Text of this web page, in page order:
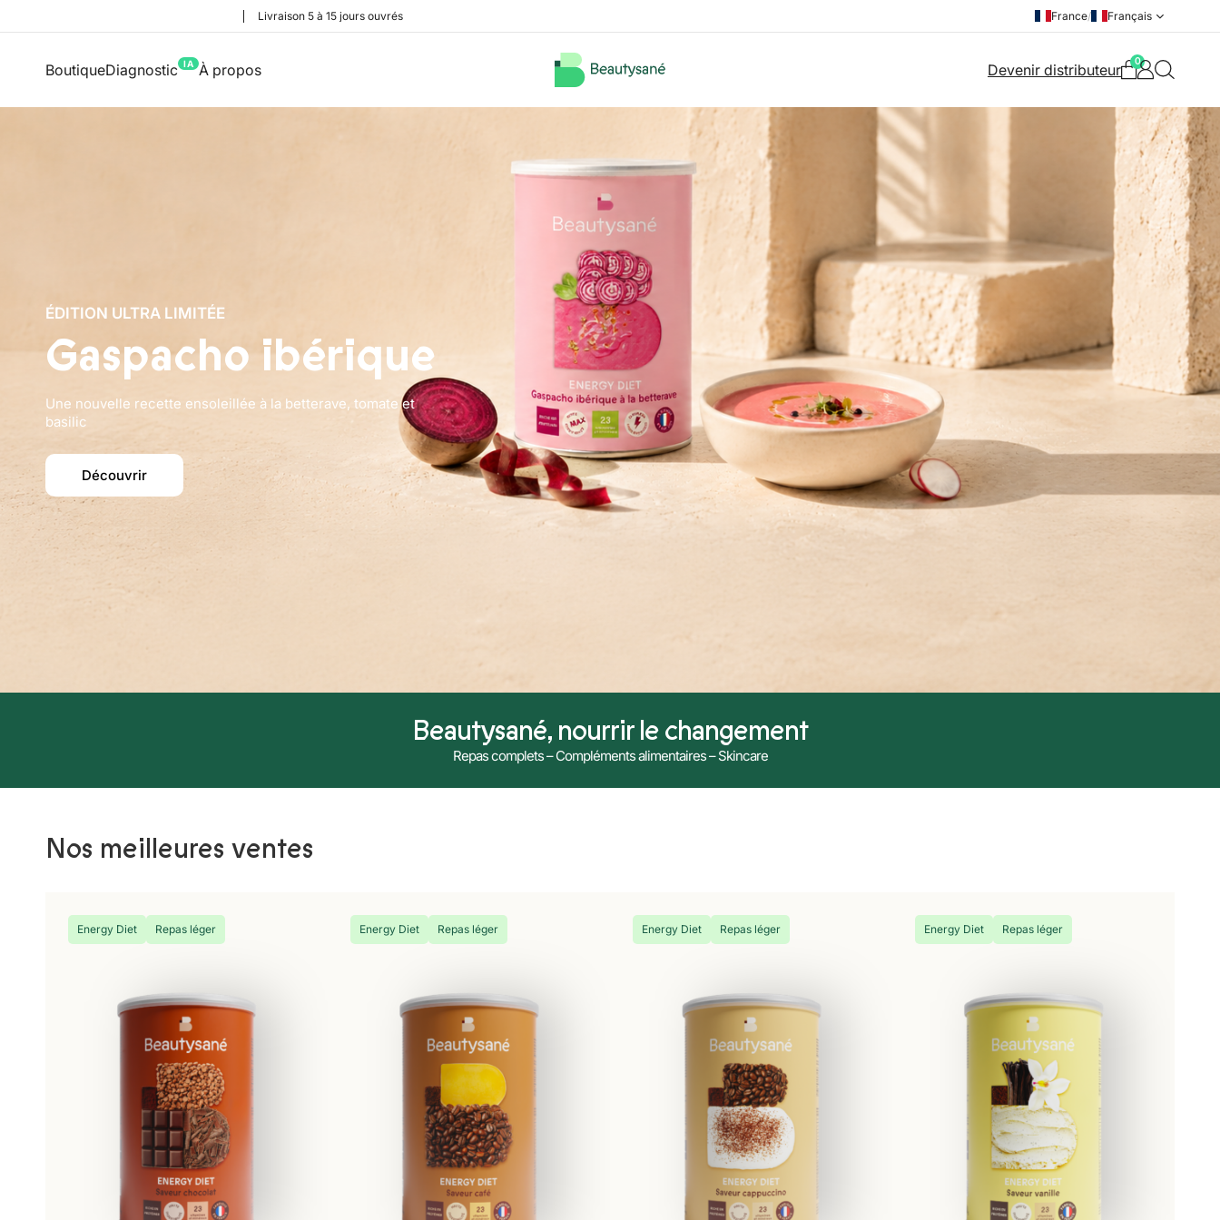
Livraison 5 à 15 jours ouvrés France/ Français
BoutiqueDiagnostic IA À propos Devenir distributeur 0
ÉDITION ULTRA LIMITÉE
Gaspacho ibérique
Une nouvelle recette ensoleillée à la betterave, tomate et
basilic
Découvrir
Beautysané, nourrir le changement
Repas complets – Compléments alimentaires – Skincare
Nos meilleures ventes
Energy Diet Repas léger Energy Diet Repas léger Energy Diet Repas léger Energy Diet Repas léger